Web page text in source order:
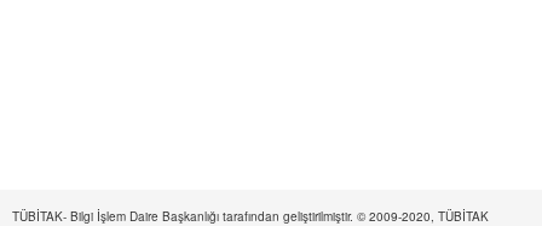
TÜBİTAK- Bilgi İşlem Daire Başkanlığı tarafından geliştirilmiştir. © 2009-2020, TÜBİTAK